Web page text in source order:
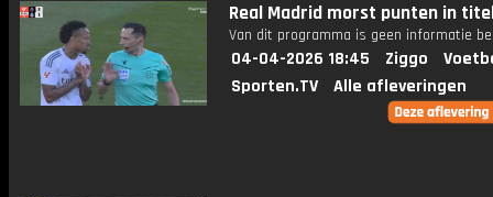
Real Madrid morst punten in
Van dit programma is geen informatie
04-04-2026 18:45 Ziggo
Sporten.TV
Alle afleveringen